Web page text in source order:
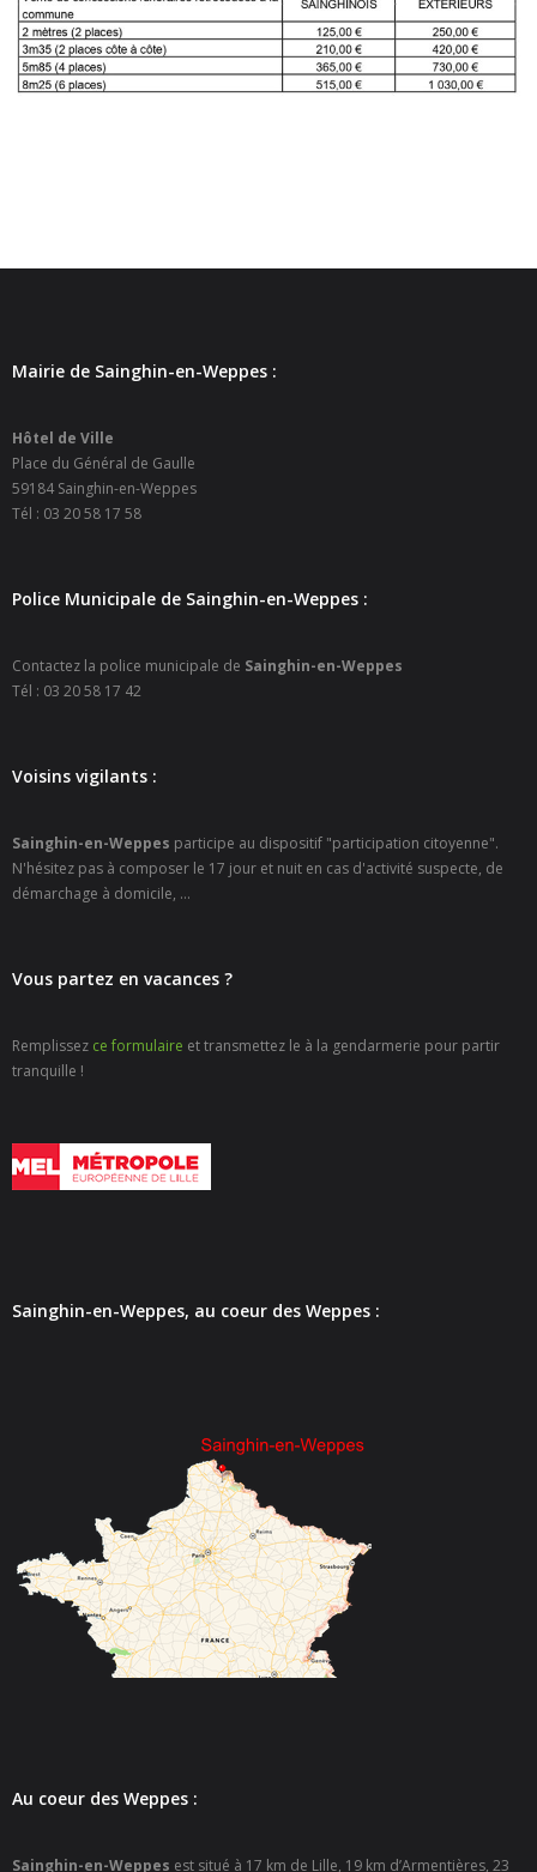
- - - Hapili Égalité par Léa et Léo
- Portail Famille
- - Carte Nationale d’Identité
- - Certification d’identité numérique
- Élections
- Etat civil – Recensement
- Agence postale communale
- - Billetterie en ligne – Agenda Culturel
- - Espace Musical
- Emploi Insertion Jeunes
- Gestion des déchets
- Cimetière
- Le journal de Sainghin-en-Weppes
- Guide pratique 2022
Vie municipale
- Vos élus
- Procès-verbaux des Conseils Municipaux
- Police Sécurité
- Délibérations conseil municipal
Mairie de Sainghin-en-Weppes :
Hôtel de Ville
Place du Général de Gaulle
59184 Sainghin-en-Weppes
Tél : 03 20 58 17 58
Police Municipale de Sainghin-en-Weppes :
Contactez la police municipale de Sainghin-en-Weppes
Tél : 03 20 58 17 42
Voisins vigilants :
Sainghin-en-Weppes participe au dispositif "participation citoyenne".
N'hésitez pas à composer le 17 jour et nuit en cas d'activité suspecte, de
démarchage à domicile, ...
Vous partez en vacances ?
Remplissez ce formulaire et transmettez le à la gendarmerie pour partir
tranquille !
Sainghin-en-Weppes, au coeur des Weppes :
Au coeur des Weppes :
Sainghin-en-Weppes est situé à 17 km de Lille, 19 km d’Armentières, 23